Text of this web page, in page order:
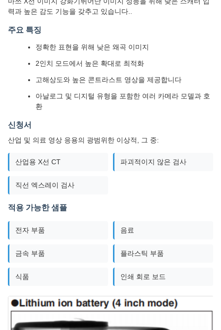
력과 높은 감도 기능을 갖추고 있습니다..
주요 특징
정확한 표현을 위해 낮은 왜곡 이미지
2인치 모드에서 높은 확대로 최적화
고해상도와 높은 콘트라스트 영상을 제공합니다
아날로그 및 디지털 유형을 포함한 여러 카메라 모델과 호
환
신청서
산업 및 의료 영상 응용의 광범위한 이상적, 그 중:
산업용 X선 CT 파괴적이지 않은 검사
직선 엑스레이 검사
적용 가능한 샘플
전자 부품 음료
금속 부품 플라스틱 부품
식품 인쇄 회로 보드